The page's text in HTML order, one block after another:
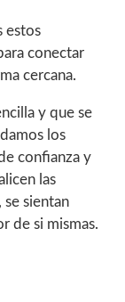
estos
conectar
cercana.
y que se
los
confianza y
las
sientan
de si mismas.